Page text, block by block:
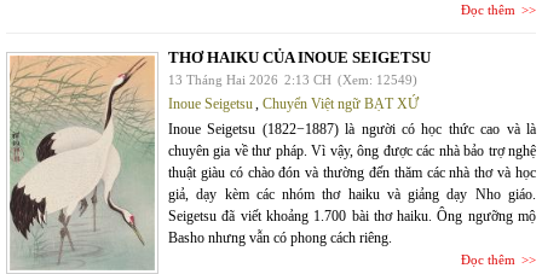
Đọc thêm
THƠ HAIKU CỦA INOUE SEIGETSU
13 Tháng Hai 2026 2:13 CH (Xem: 12549)
Inoue Seigetsu
Chuyển Việt ngữ BẠT XỨ
Inoue Seigetsu (1822−1887) là người có học thức cao và là
chuyên gia về thư pháp. Vì vậy, ông được các nhà bảo trợ nghệ
thuật giàu có chào đón và thường đến thăm các nhà thơ và học
giả, dạy kèm các nhóm thơ haiku và giảng dạy Nho giáo.
Seigetsu đã viết khoảng 1.700 bài thơ haiku. Ông ngưỡng mộ
Basho nhưng vẫn có phong cách riêng.
Đọc thêm